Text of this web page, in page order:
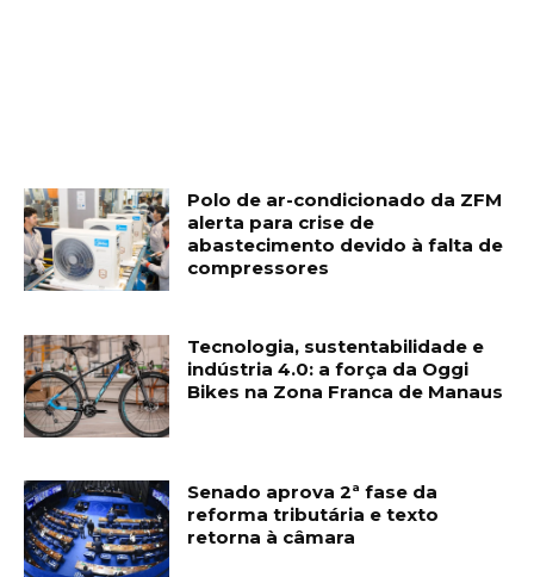
Polo de ar-condicionado da ZFM
alerta para crise de
abastecimento devido à falta de
compressores
Tecnologia, sustentabilidade e
indústria 4.0: a força da Oggi
Bikes na Zona Franca de Manaus
Senado aprova 2ª fase da
reforma tributária e texto
retorna à câmara